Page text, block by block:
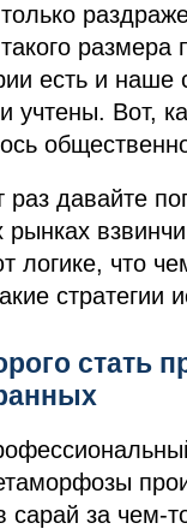
размера
есть и
учтены. Вот,
раз давайте
логике, что
стратегии
стать
сарай за чем-